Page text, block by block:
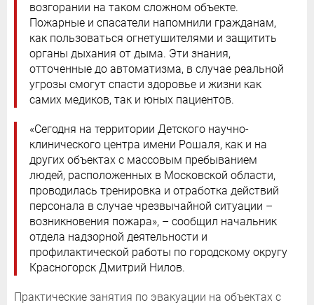
возгорании на таком сложном объекте.
Пожарные и спасатели напомнили гражданам,
как пользоваться огнетушителями и защитить
органы дыхания от дыма. Эти знания,
отточенные до автоматизма, в случае реальной
угрозы смогут спасти здоровье и жизни как
самих медиков, так и юных пациентов.
«Сегодня на территории Детского научно-
клинического центра имени Рошаля, как и на
других объектах с массовым пребыванием
людей, расположенных в Московской области,
проводилась тренировка и отработка действий
персонала в случае чрезвычайной ситуации –
возникновения пожара», – сообщил начальник
отдела надзорной деятельности и
профилактической работы по городскому округу
Красногорск Дмитрий Нилов.
Практические занятия по эвакуации на объектах с